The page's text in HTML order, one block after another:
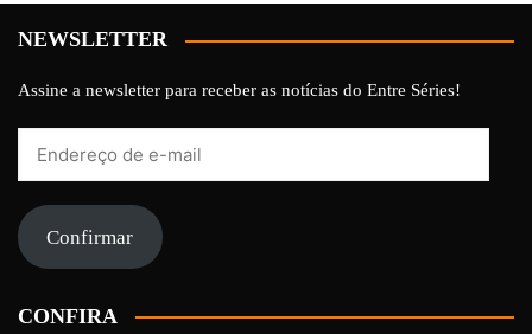
NEWSLETTER
Assine a newsletter para receber as notícias do Entre Séries!
mail Confirmar
CONFIRA